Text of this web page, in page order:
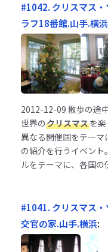
#1042. クリスマス
ラフ18番館.山手.横浜
2012-12-09 散歩の途
世界のクリスマスを
異なる開催国をテーマ
の紹介を行うイベント
ルをテーマに、各国の
#1041. クリスマス
交官の家.山手.横浜: